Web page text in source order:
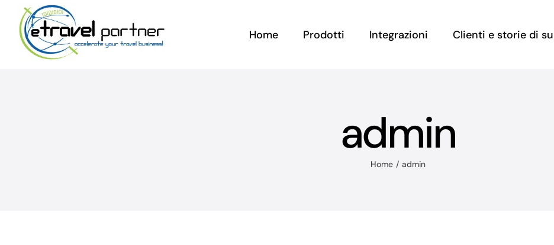
content
Home Prodotti Integrazioni Clienti e storie di
admin
Home admin